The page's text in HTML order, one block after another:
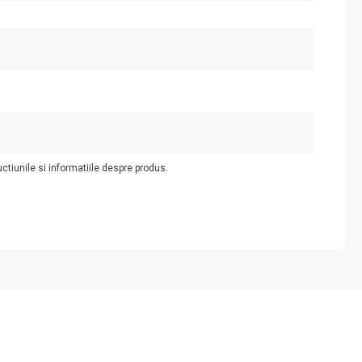
si informatiile despre produs.